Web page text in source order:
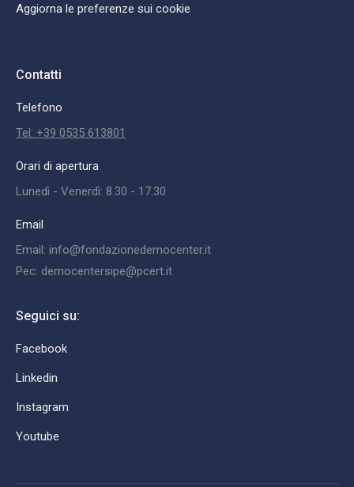
Aggiorna le preferenze sui cookie
Contatti
Telefono
Tel: +39 0535 613801
Orari di apertura
Lunedì - Venerdì: 8.30 - 17.30
Email
Email: info@fondazionedemocenter.it
Pec: democentersipe@pcert.it
Seguici su:
Facebook
Linkedin
Instagram
Youtube